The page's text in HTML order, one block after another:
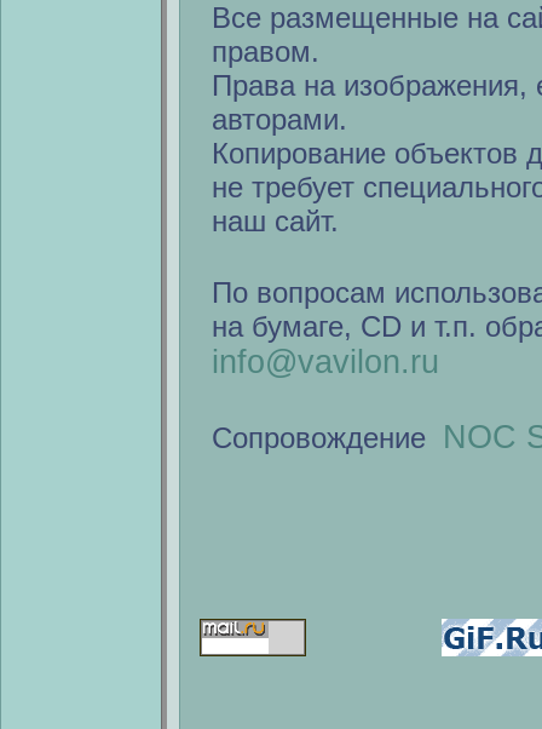
Все размещенные на
правом.
Права на изображения,
авторами.
Копирование объектов
не требует
наш сайт.
По вопросам
на бумаге, CD и т.п.
info@vavilon.ru
Сопровождение NOC